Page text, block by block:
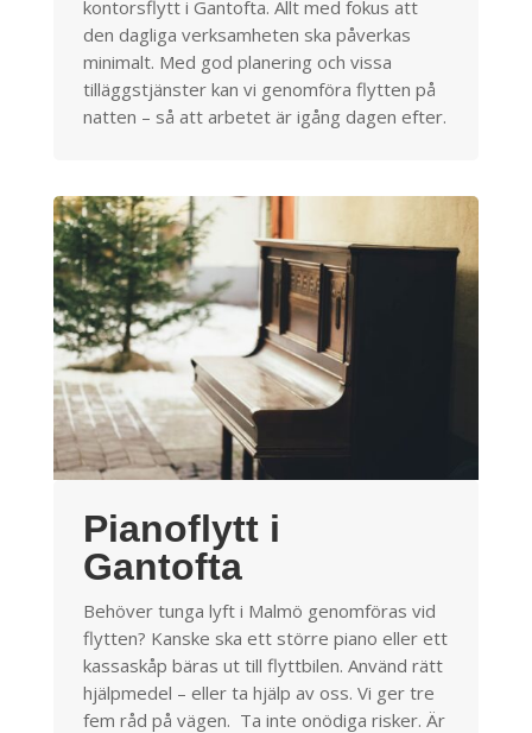
kontorsflytt i Gantofta. Allt med fokus att
den dagliga verksamheten ska påverkas
minimalt. Med god planering och vissa
tilläggstjänster kan vi genomföra flytten på
natten – så att arbetet är igång dagen efter.
Pianoflytt i
Gantofta
Behöver tunga lyft i Malmö genomföras vid
flytten? Kanske ska ett större piano eller ett
kassaskåp bäras ut till flyttbilen. Använd rätt
hjälpmedel – eller ta hjälp av oss. Vi ger tre
fem råd på vägen. Ta inte onödiga risker. Är